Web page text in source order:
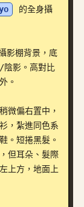
的全身攝
影棚背景，底
陰影。高對比
。
微偏右置中，
，紮進同色系
。短捲黑髮。
但耳朵、髮際
上方，地面上